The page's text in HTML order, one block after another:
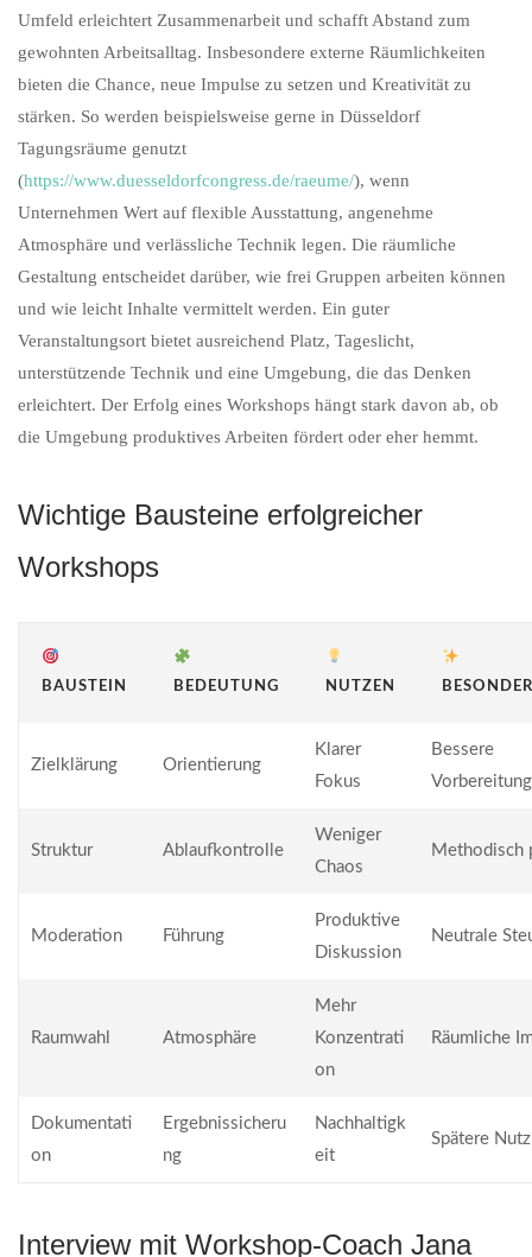
Umfeld erleichtert Zusammenarbeit und schafft Abstand zum
gewohnten Arbeitsalltag. Insbesondere externe Räumlichkeiten
bieten die Chance, neue Impulse zu setzen und Kreativität zu
stärken. So werden beispielsweise gerne in Düsseldorf
Tagungsräume genutzt
(https://www.duesseldorfcongress.de/raeume/), wenn
Unternehmen Wert auf flexible Ausstattung, angenehme
Atmosphäre und verlässliche Technik legen. Die räumliche
Gestaltung entscheidet darüber, wie frei Gruppen arbeiten können
und wie leicht Inhalte vermittelt werden. Ein guter
Veranstaltungsort bietet ausreichend Platz, Tageslicht,
unterstützende Technik und eine Umgebung, die das Denken
erleichtert. Der Erfolg eines Workshops hängt stark davon ab, ob
die Umgebung produktives Arbeiten fördert oder eher hemmt.
Wichtige Bausteine erfolgreicher
Workshops
BAUSTEIN BEDEUTUNG NUTZEN
Zielklärung Orientierung
Klarer
Fokus
Bessere
Vorbereitung
Struktur Ablaufkontrolle
Weniger
Chaos
Methodisch
Moderation Führung
Produktive
Diskussion
Neutrale
Raumwahl Atmosphäre
Mehr
Konzentrati
on
Räumliche
Dokumentati
on
Ergebnissicheru
ng
Nachhaltigk
eit
Spätere
Interview mit Workshop-Coach Jana